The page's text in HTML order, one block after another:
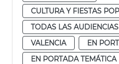
CULTURA Y FIESTAS
TODAS LAS AUDIENCIAS
VALENCIA
EN
EN PORTADA TEMÁTICA